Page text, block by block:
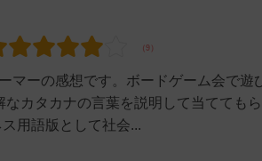
マーの感想です。ボードゲーム会で遊
カタカナの言葉を説明して当てても
用語版として社会...